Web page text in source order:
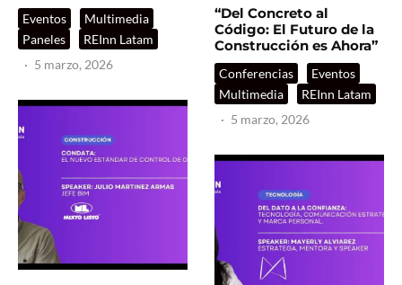
Eventos
Multimedia
Paneles
REInn Latam
· 5 marzo, 2026
“Del Concreto al
Código: El Futuro de la
Construcción es Ahora”
Conferencias
Eventos
Multimedia
REInn Latam
· 5 marzo, 2026